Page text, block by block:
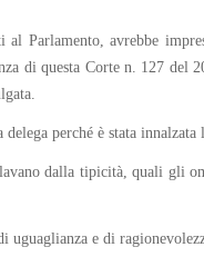
avrebbe
di questa Corte n. 127 del
perché è stata
dalla tipicità, quali gli
e di